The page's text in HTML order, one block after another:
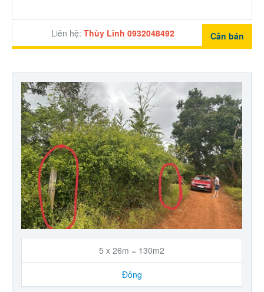
Liên hệ: Thùy Linh 0932048492 Cần bán
5 x 26m = 130m2
Đông